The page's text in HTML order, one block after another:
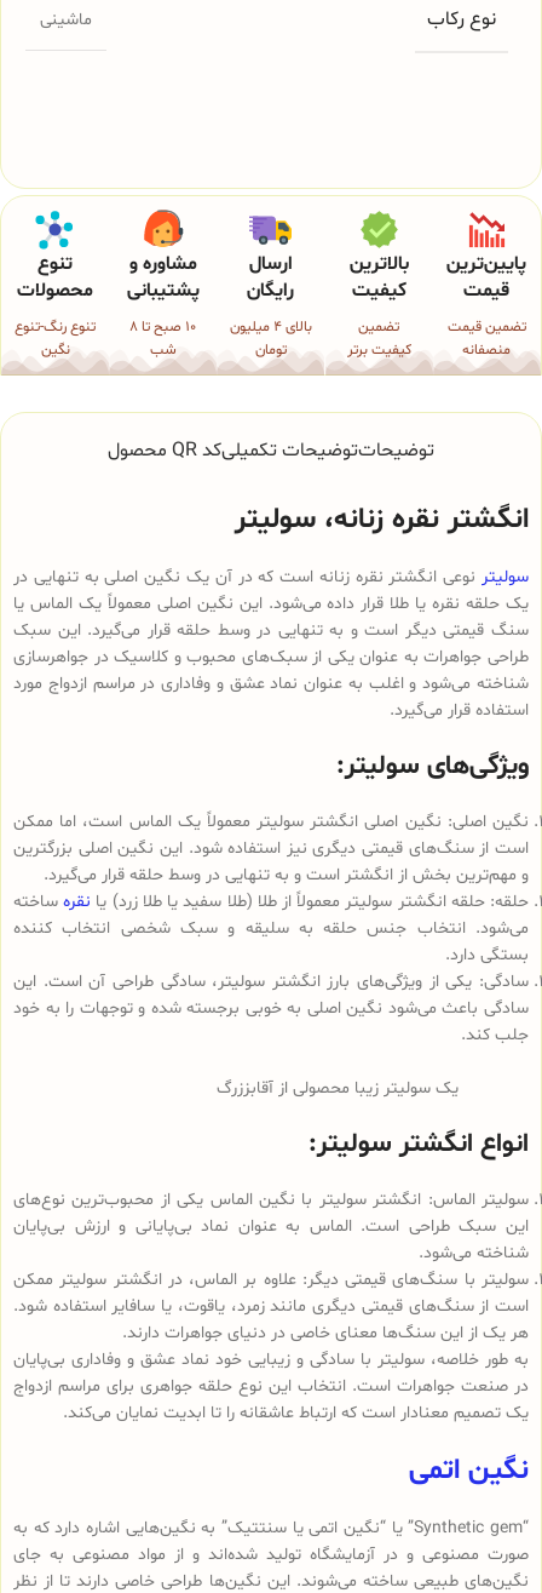
نوع رکاب ماشینی
پایین‌ترین
قیمت
تضمین قیمت
منصفانه
بالاترین
کیفیت
تضمین
کیفیت برتر
ارسال
رایگان
بالای 4 میلیون
تومان
مشاوره و
پشتیبانی
10 صبح تا 8
شب
تنوع
محصولات
تنوع رنگ-تنوع
نگین
توضیحاتتوضیحات تکمیلیکد QR محصول
انگشتر نقره زنانه، سولیتر
سولیتر نوعی انگشتر نقره زنانه است که در آن یک نگین اصلی به تنهایی در
یک حلقه نقره یا طلا قرار داده می‌شود. این نگین اصلی معمولاً یک الماس یا
سنگ قیمتی دیگر است و به تنهایی در وسط حلقه قرار می‌گیرد. این سبک
طراحی جواهرات به عنوان یکی از سبک‌های محبوب و کلاسیک در جواهرسازی
شناخته می‌شود و اغلب به عنوان نماد عشق و وفاداری در مراسم ازدواج مورد
استفاده قرار می‌گیرد.
ویژگی‌های سولیتر:
نگین اصلی: نگین اصلی انگشتر سولیتر معمولاً یک الماس است، اما ممکن
است از سنگ‌های قیمتی دیگری نیز استفاده شود. این نگین اصلی بزرگترین
و مهم‌ترین بخش از انگشتر است و به تنهایی در وسط حلقه قرار می‌گیرد.
حلقه: حلقه انگشتر سولیتر معمولاً از طلا (طلا سفید یا طلا زرد) یا نقره ساخته
می‌شود. انتخاب جنس حلقه به سلیقه و سبک شخصی انتخاب کننده
بستگی دارد.
سادگی: یکی از ویژگی‌های بارز انگشتر سولیتر، سادگی طراحی آن است. این
سادگی باعث می‌شود نگین اصلی به خوبی برجسته شده و توجهات را به خود
جلب کند.
یک سولیتر زیبا محصولی از آقابززرگ
انواع انگشتر سولیتر:
سولیتر الماس: انگشتر سولیتر با نگین الماس یکی از محبوب‌ترین نوع‌های
این سبک طراحی است. الماس به عنوان نماد بی‌پایانی و ارزش بی‌پایان
شناخته می‌شود.
سولیتر با سنگ‌های قیمتی دیگر: علاوه بر الماس، در انگشتر سولیتر ممکن
است از سنگ‌های قیمتی دیگری مانند زمرد، یاقوت، یا سافایر استفاده شود.
هر یک از این سنگ‌ها معنای خاصی در دنیای جواهرات دارند.
به طور خلاصه، سولیتر با سادگی و زیبایی خود نماد عشق و وفاداری بی‌پایان
در صنعت جواهرات است. انتخاب این نوع حلقه جواهری برای مراسم ازدواج
یک تصمیم معنادار است که ارتباط عاشقانه را تا ابدیت نمایان می‌کند.
نگین اتمی
“Synthetic gem” یا “نگین اتمی یا سنتتیک” به نگین‌هایی اشاره دارد که به
صورت مصنوعی و در آزمایشگاه تولید شده‌اند و از مواد مصنوعی به جای
نگین‌های طبیعی ساخته می‌شوند. این نگین‌ها طراحی خاصی دارند تا از نظر